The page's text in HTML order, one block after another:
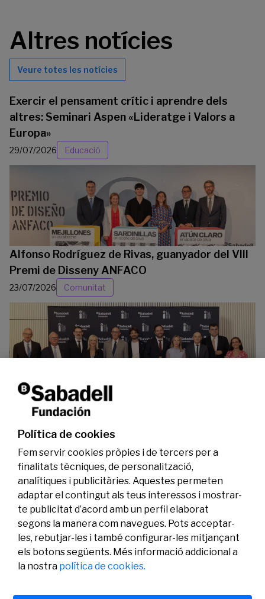
Altres notícies
Veure totes les notícies
Exercir el pensament crític i aprendre dels
altres: Seminari Aspen «Lideratge i Valors a
Europa»
29/07/2026 Educació
Alfonso Rodríguez de Rivas, guanyador del VIII
Premi de Disseny ANFACO
23/07/2026 Comunitat
La Fundació Banc Sabadell reconeix a dos
investigadors en els àmbits de l’edició del
genoma i l’energia neta
Legal
Avís legal
Activitat
Convocatòries
Social
Política de cookies
Fem servir cookies pròpies i de tercers per a
finalitats tècniques, de personalització,
analítiques i publicitàries. Aquestes permeten
adaptar el contingut als teus interessos i mostrar-
te publicitat d’acord amb un perfil elaborat
segons la manera com navegues. Pots acceptar-
les, rebutjar-les i també configurar-les mitjançant
els botons següents. Més informació addicional a
la nostra política de cookies.